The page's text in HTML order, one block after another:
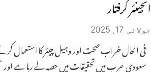
انجینئر گرفتار
جولائی 17, 2025
فی الحال خراب صحت اور وہیل چیئر کا استعمال
سعودی عرب میں تحقیقات میں حصہ لے رہا ہے